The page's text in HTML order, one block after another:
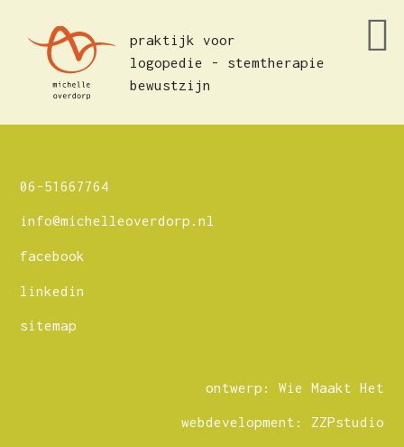
praktijk voor
logopedie - stemtherapie
bewustzijn
06-51667764
info@michelleoverdorp.nl
facebook
linkedin
sitemap
ontwerp: Wie Maakt Het
webdevelopment: ZZPstudio